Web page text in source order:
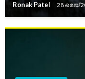
Ronak Patel 28 മെയ്‌